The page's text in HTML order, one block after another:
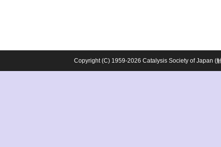
Copyright (C) 1959-2026 Catalysis Society of Japan (